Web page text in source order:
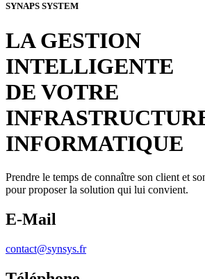
SYNAPS SYSTEM
LA GESTION
INTELLIGENTE
DE VOTRE
INFORMATIQUE
Prendre le temps de connaître son client et
pour proposer la solution qui lui convient.
E-Mail
contact@synsys.fr